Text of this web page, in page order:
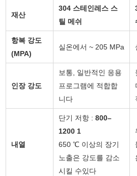
재산
304 스테인레스 스
틸 메쉬
항복 강도
(MPA)
실온에서 ~ 205 MPa
인장 강도
보통, 일반적인 응용
프로그램에 적합합
니다
내열
단기 저항 :800–
1200 1
650 ℃ 이상의 장기
노출은 강도를 감소
시킬 수있다